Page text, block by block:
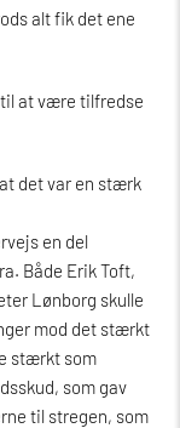
alt fik det ene
at være tilfredse
det var en stærk
en del
Både Erik Toft,
Lønborg skulle
mod det stærkt
stærkt som
som gav
til stregen, som